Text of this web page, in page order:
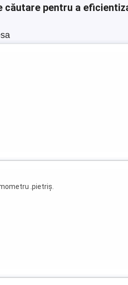
pentru a
.pietriș.